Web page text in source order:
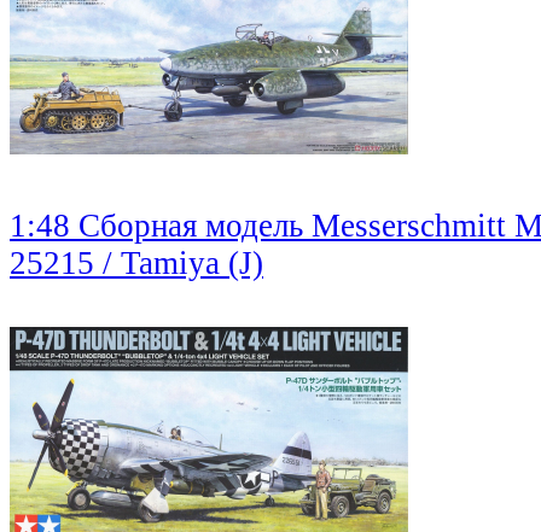
1:48 Сборная модель Messerschmitt
25215 / Tamiya (J)